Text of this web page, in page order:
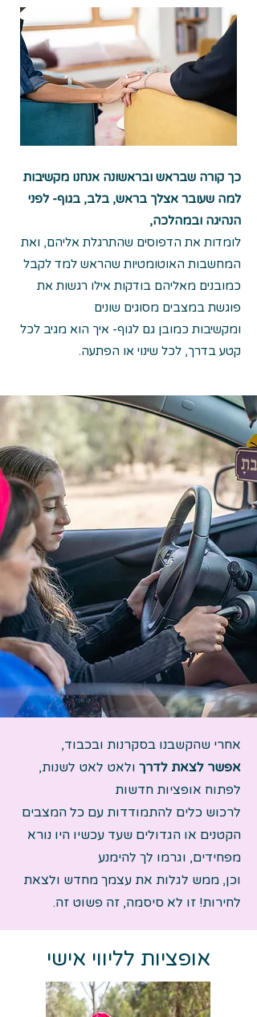
כך קורה שבראש ובראשונה אנחנו מקשיבות
למה שעובר אצלך בראש, בלב, בגוף- לפני
הנהיגה ובמהלכה,
לומדות את הדפוסים שהתרגלת אליהם, ואת
המחשבות האוטומטיות שהראש למד לקבל
כמובנים מאליהם בודקות אילו רגשות את
פוגשת במצבים מסוגים שונים
ומקשיבות כמובן גם לגוף- איך הוא מגיב לכל
קטע בדרך, לכל שינוי או הפתעה.
אחרי שהקשבנו בסקרנות ובכבוד,
אפשר לצאת לדרך ולאט לאט לשנות,
לפתוח אופציות חדשות
לרכוש כלים להתמודדות עם כל המצבים
הקטנים או הגדולים שעד עכשיו היו נורא
מפחידים, וגרמו לך להימנע
וכן, ממש לגלות את עצמך מחדש ולצאת
לחירות! זו לא סיסמה, זה פשוט זה.
אופציות לליווי אישי